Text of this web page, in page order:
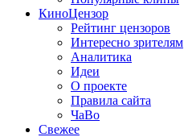
КиноЦензор
Рейтинг цензоров
Интересно зрителям
Аналитика
Идеи
О проекте
Правила сайта
ЧаВо
Свежее